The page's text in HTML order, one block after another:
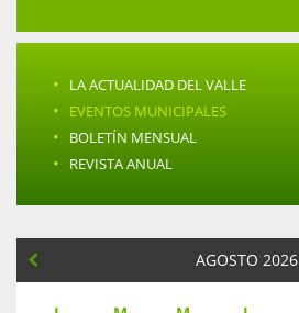
· LA ACTUALIDAD DEL VALLE
· EVENTOS MUNICIPALES
· BOLETÍN MENSUAL
· REVISTA ANUAL
AGOSTO 2026